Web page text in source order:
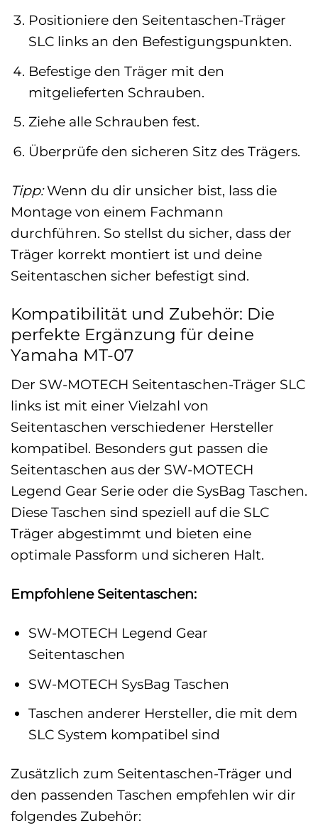
Positioniere den Seitentaschen-Träger
SLC links an den Befestigungspunkten.
Befestige den Träger mit den
mitgelieferten Schrauben.
Ziehe alle Schrauben fest.
Überprüfe den sicheren Sitz des Trägers.
Tipp:Wenn du dir unsicher bist, lass die
Montage von einem Fachmann
durchführen. So stellst du sicher, dass der
Träger korrekt montiert ist und deine
Seitentaschen sicher befestigt sind.
Kompatibilität und Zubehör: Die
perfekte Ergänzung für deine
Yamaha MT-07
Der SW-MOTECH Seitentaschen-Träger SLC
links ist mit einer Vielzahl von
Seitentaschen verschiedener Hersteller
kompatibel. Besonders gut passen die
Seitentaschen aus der SW-MOTECH
Legend Gear Serie oder die SysBag Taschen.
Diese Taschen sind speziell auf die SLC
Träger abgestimmt und bieten eine
optimale Passform und sicheren Halt.
Empfohlene Seitentaschen:
SW-MOTECH Legend Gear
Seitentaschen
SW-MOTECH SysBag Taschen
Taschen anderer Hersteller, die mit dem
SLC System kompatibel sind
Zusätzlich zum Seitentaschen-Träger und
den passenden Taschen empfehlen wir dir
folgendes Zubehör: